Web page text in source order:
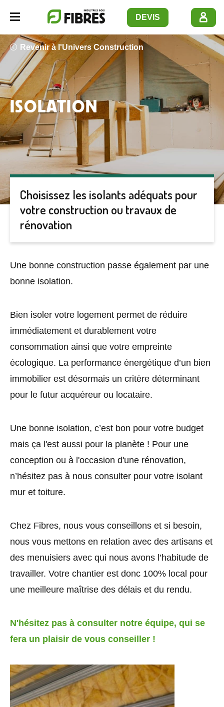
Navbar opener DEVIS
Revenir à l'Univers Construction
ISOLATION
Choisissez les isolants adéquats pour
votre construction ou travaux de
rénovation
Une bonne construction passe également par une
bonne isolation.
Bien isoler votre logement permet de réduire
immédiatement et durablement votre
consommation ainsi que votre empreinte
écologique. La performance énergétique d’un bien
immobilier est désormais un critère déterminant
pour le futur acquéreur ou locataire.
Une bonne isolation, c’est bon pour votre budget
mais ça l'est aussi pour la planète ! Pour une
conception ou à l'occasion d'une rénovation,
n’hésitez pas à nous consulter pour votre isolant
mur et toiture.
Chez Fibres, nous vous conseillons et si besoin,
nous vous mettons en relation avec des artisans et
des menuisiers avec qui nous avons l’habitude de
travailler. Votre chantier est donc 100% local pour
une meilleure maîtrise des délais et du rendu.
N'hésitez pas à consulter notre équipe, qui se
fera un plaisir de vous conseiller !
Panneau de gestion des cookies